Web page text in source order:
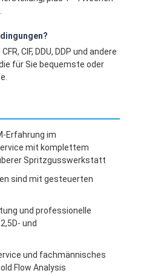
CIF, DDU, DDP und andere
für Sie bequemste oder
Erfahrung im
mit komplettem
Spritzgusswerkstatt
sind mit gesteuerten
und professionelle
und
und fachmännisches
Flow Analysis